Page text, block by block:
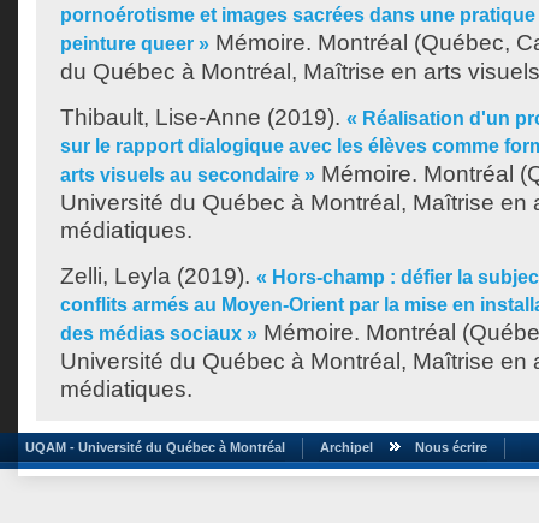
pornoérotisme et images sacrées dans une
peinture queer » Mémoire. Montréal (Québec,
du Québec à Montréal, Maîtrise en arts
Thibault, Lise-Anne (2019). « Réalisation d'un
sur le rapport dialogique avec les élèves comme
arts visuels au secondaire » Mémoire. Montréal
Université du Québec à Montréal, Maîtrise en
médiatiques.
Zelli, Leyla (2019). « Hors-champ : défier la
conflits armés au Moyen-Orient par la mise en
des médias sociaux » Mémoire. Montréal
Université du Québec à Montréal, Maîtrise en
médiatiques.
UQAM - Université du Québec à Montréal Archipel Nous écrire